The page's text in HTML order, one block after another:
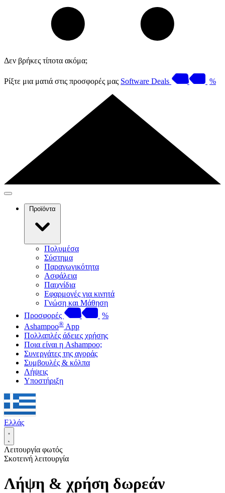
Δεν βρήκες τίποτα ακόμα;
Ρίξτε μια ματιά στις προσφορές μας Software Deals %
Προϊόντα
Πολυμέσα
Σύστημα
Παραγωγικότητα
Ασφάλεια
Παιχνίδια
Εφαρμογές για κινητά
Γνώση και Μάθηση
Προσφορές
%
Ashampoo® App
Πολλαπλές άδειες χρήσης
Ποια είναι η Ashampoo;
Συνεργάτες της αγοράς
Συμβουλές & κόλπα
Λήψεις
Υποστήριξη
Ελλάς
Λειτουργία φωτός
Σκοτεινή λειτουργία
Λήψη & χρήση δωρεάν